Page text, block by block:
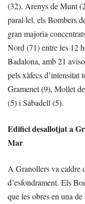
(32), Arenys de Munt
paral·lel, els Bombers
gran majoria
Nord (71) entre les 12
Badalona, amb 21
pels xàfecs d’intensitat
Gramenet (9), Mollet
(5) i Sabadell (5).
Edifici desallotjat a
Mar
A Granollers va caldre
d’esfondrament. Els
que les obres en una